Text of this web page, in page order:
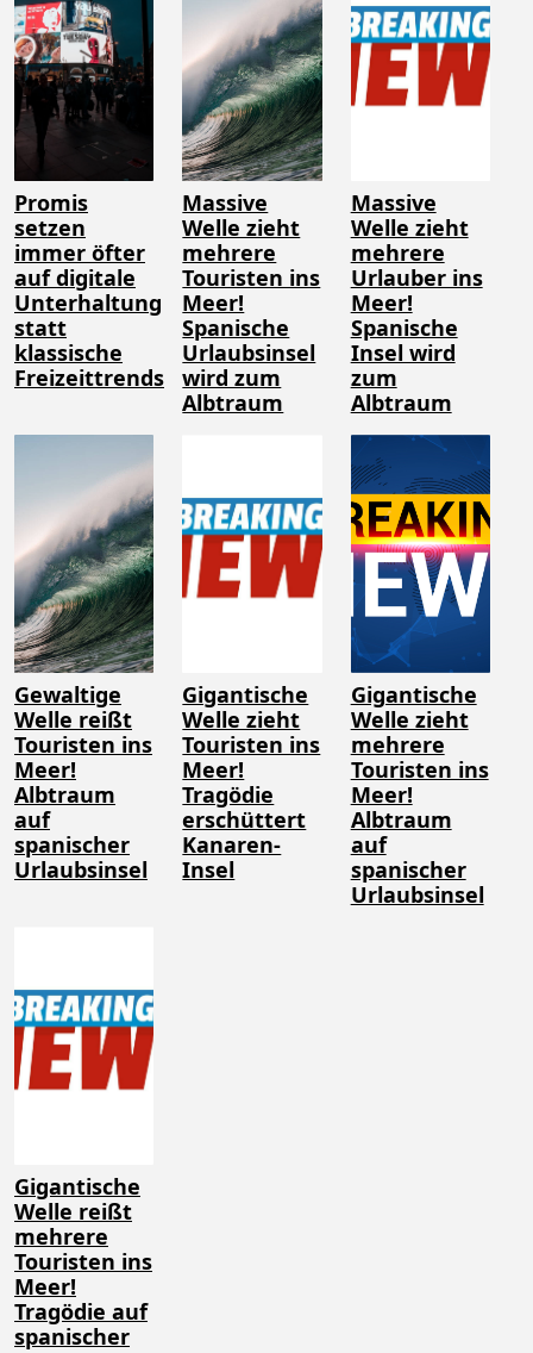
Promis
setzen
immer öfter
auf digitale
Unterhaltung
statt
klassische
Freizeittrends
Massive
Welle zieht
mehrere
Touristen ins
Meer!
Spanische
Urlaubsinsel
wird zum
Albtraum
Massive
Welle zieht
mehrere
Urlauber ins
Meer!
Spanische
Insel wird
zum
Albtraum
Gewaltige
Welle reißt
Touristen ins
Meer!
Albtraum
auf
spanischer
Urlaubsinsel
Gigantische
Welle zieht
Touristen ins
Meer!
Tragödie
erschüttert
Kanaren-
Insel
Gigantische
Welle zieht
mehrere
Touristen ins
Meer!
Albtraum
auf
spanischer
Urlaubsinsel
Gigantische
Welle reißt
mehrere
Touristen ins
Meer!
Tragödie auf
spanischer